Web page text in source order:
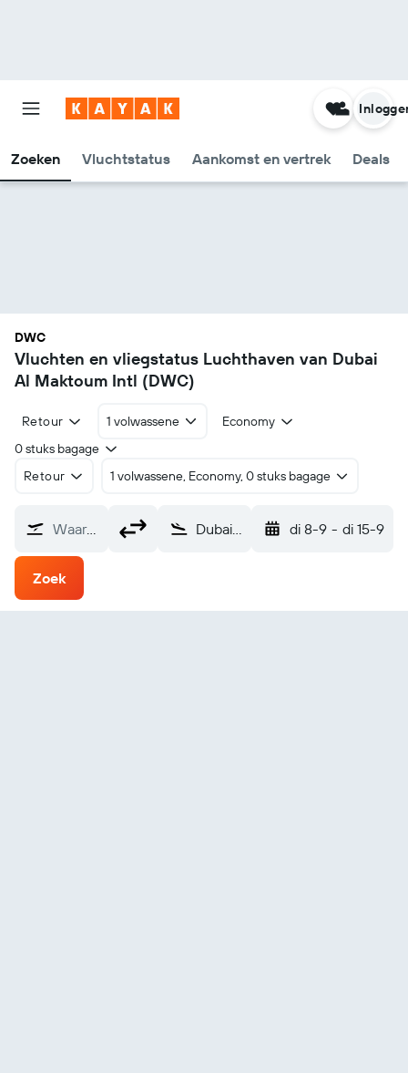
Zoeken Vluchtstatus Aankomst en vertrek Deals
DWC
Vluchten en vliegstatus Luchthaven van Dubai
Al Maktoum Intl (DWC)
Retour 1 volwassene
Economy
0 stuks bagage
Retour
1 volwassene, Economy, 0 stuks bagage
Waarvandaan? Dubai Al Maktoum Intl (DWC) di 8-9 - di 15-9
Zoek